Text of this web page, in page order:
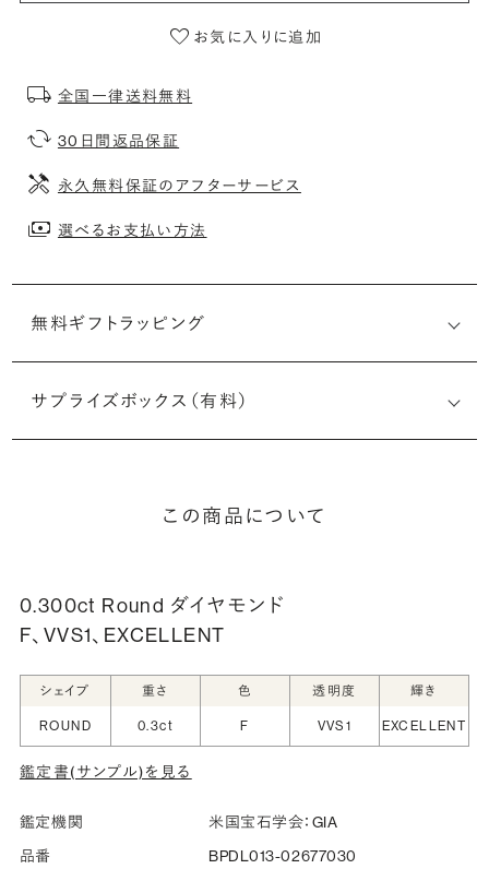
お気に入りに追加
全国一律送料無料
30日間返品保証
永久無料保証のアフターサービス
選べるお支払い方法
無料ギフトラッピング
サプライズボックス（有料）
この商品について
0.300ct Round ダイヤモンド
F、VVS1、EXCELLENT
シェイプ 重さ 色 透明度 輝き
ROUND 0.3ct F VVS1 EXCELLENT
鑑定書(サンプル)を見る
鑑定機関
米国宝石学会：GIA
品番
BPDL013-02677030